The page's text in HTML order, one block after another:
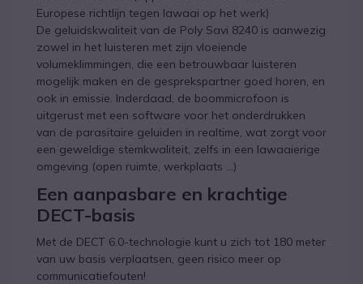
Europese richtlijn tegen lawaai op het werk)
De geluidskwaliteit van de Poly Savi 8240 is aanwezig
zowel in het luisteren met zijn vloeiende
volumeklimmingen, die een betrouwbaar luisteren
mogelijk maken en de gesprekspartner goed horen, en
ook in emissie. Inderdaad, de boommicrofoon is
uitgerust met een software voor het onderdrukken
van de parasitaire geluiden in realtime, wat zorgt voor
een geweldige stemkwaliteit, zelfs in een lawaaierige
omgeving (open ruimte, werkplaats ...)
Een aanpasbare en krachtige
DECT-basis
Met de DECT 6.0-technologie kunt u zich tot 180 meter
van uw basis verplaatsen, geen risico meer op
communicatiefouten!